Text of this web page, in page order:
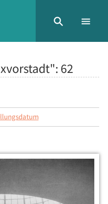
62